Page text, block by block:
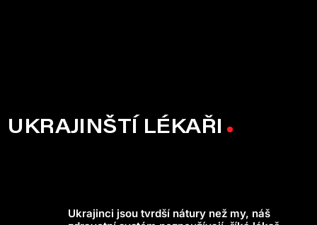
UKRAJINŠTÍ LÉKAŘI
Ukrajinci jsou tvrdší nátury než my, náš